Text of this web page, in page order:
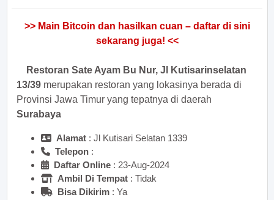
>> Main Bitcoin dan hasilkan cuan – daftar di sini
sekarang juga! <<
Restoran Sate Ayam Bu Nur, Jl Kutisarinselatan
13/39 merupakan restoran yang lokasinya berada di
Provinsi Jawa Timur yang tepatnya di daerah
Surabaya
Alamat : Jl Kutisari Selatan 1339
Telepon :
Daftar Online : 23-Aug-2024
Ambil Di Tempat : Tidak
Bisa Dikirim : Ya